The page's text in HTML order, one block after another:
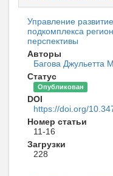
Управление
подкомплекса
перспективы
Авторы
Багова Джульетта
Статус
Опубликован
DOI
https://doi.org/
Номер статьи
11-16
Загрузки
228